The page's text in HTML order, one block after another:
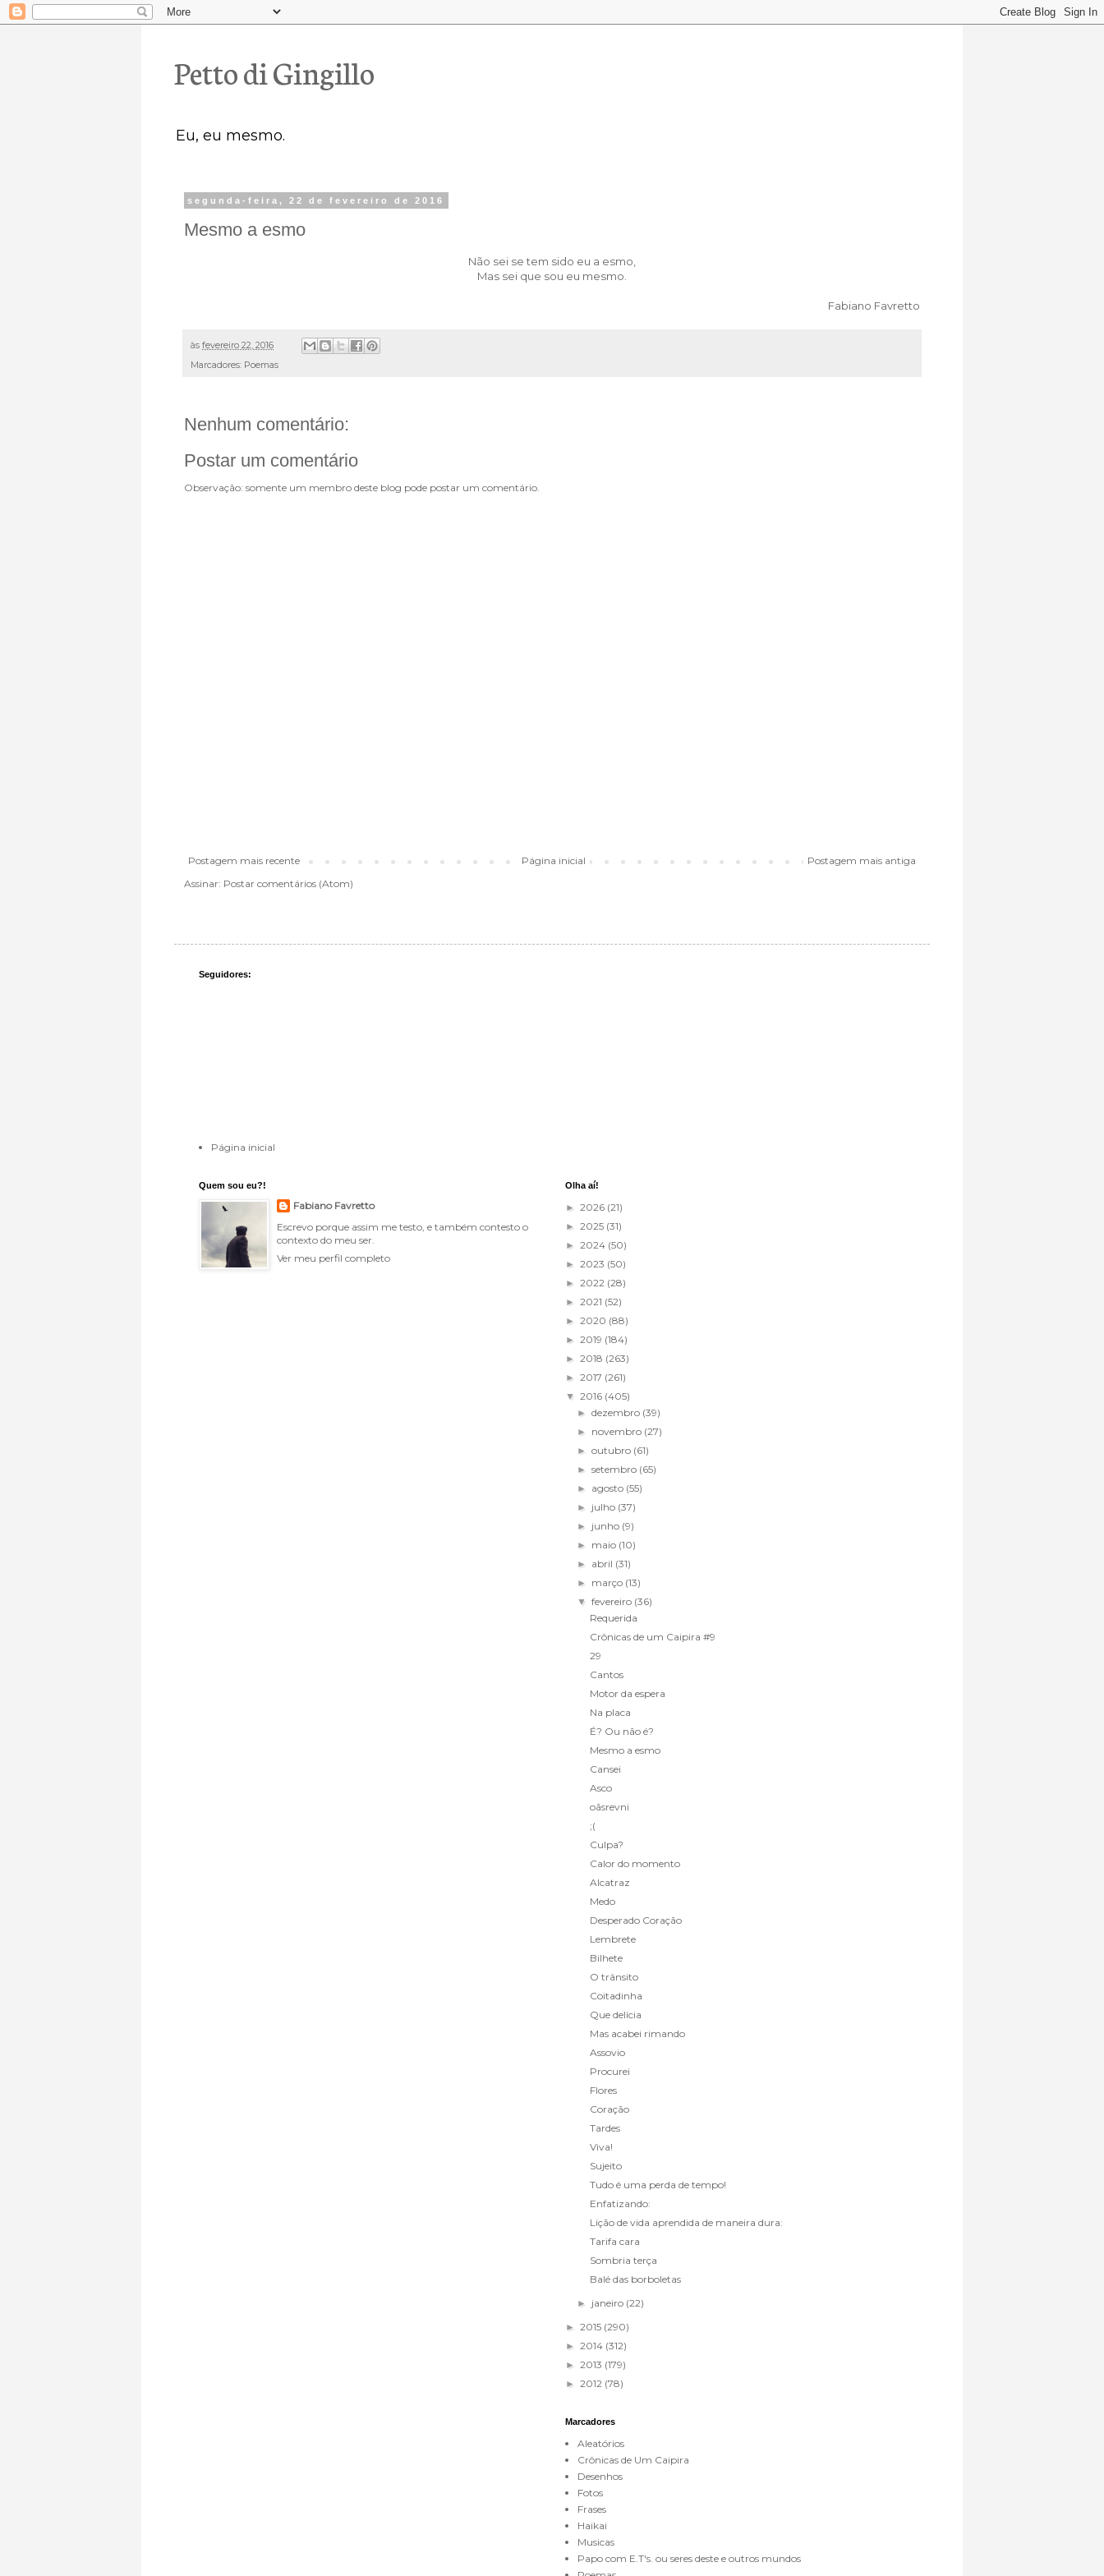
Petto di Gingillo
Eu, eu mesmo.
segunda-feira, 22 de fevereiro de 2016
Mesmo a esmo
Não sei se tem sido eu a esmo,
Mas sei que sou eu mesmo.
Fabiano Favretto
às fevereiro 22, 2016
Marcadores: Poemas
Nenhum comentário:
Postar um comentário
Observação: somente um membro deste blog pode postar um comentário.
Postagem mais recente Postagem mais antiga
Página inicial
Assinar: Postar comentários (Atom)
Seguidores:
Página inicial
Quem sou eu?!
Fabiano Favretto
Escrevo porque assim me testo, e também contesto o
contexto do meu ser.
Ver meu perfil completo
Olha aí!
► 2026 (21)
► 2025 (31)
► 2024 (50)
► 2023 (50)
► 2022 (28)
► 2021 (52)
► 2020 (88)
► 2019 (184)
► 2018 (263)
► 2017 (261)
▼ 2016 (405)
►dezembro (39)
► novembro (27)
►outubro (61)
►setembro (65)
► agosto (55)
► julho (37)
► junho (9)
► maio (10)
► abril (31)
► março (13)
▼fevereiro (36)
Requerida
Crônicas de um Caipira #9
29
Cantos
Motor da espera
Na placa
É? Ou não é?
Mesmo a esmo
Cansei
Asco
oãsrevni
;(
Culpa?
Calor do momento
Alcatraz
Medo
Desperado Coração
Lembrete
Bilhete
O trânsito
Coitadinha
Que delícia
Mas acabei rimando
Assovio
Procurei
Flores
Coração
Tardes
Viva!
Sujeito
Tudo é uma perda de tempo!
Enfatizando:
Lição de vida aprendida de maneira dura:
Tarifa cara
Sombria terça
Balé das borboletas
► janeiro (22)
► 2015 (290)
► 2014 (312)
► 2013 (179)
► 2012 (78)
Marcadores
Aleatórios
Crônicas de Um Caipira
Desenhos
Fotos
Frases
Haikai
Musicas
Papo com E.T's. ou seres deste e outros mundos